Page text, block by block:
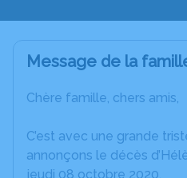
Message de la
Chère famille, chers amis,
C’est avec une grande
annonçons le décès
jeudi 08 octobre 2020.